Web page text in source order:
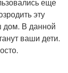
эту
дом. В данной
ваши дети.